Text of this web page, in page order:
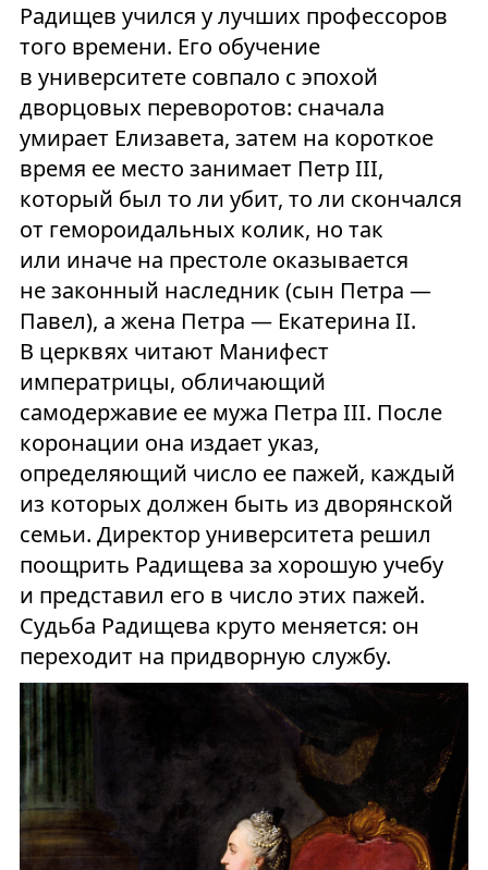
Радищев учился у лучших профессоров
того времени. Его обучение
в университете совпало с эпохой
дворцовых переворотов: сначала
умирает Елизавета, затем на короткое
время ее место занимает Петр III,
который был то ли убит, то ли скончался
от гемороидальных колик, но так
или иначе на престоле оказывается
не законный наследник (сын Петра —
Павел), а жена Петра — Екатерина II.
В церквях читают Манифест
императрицы, обличающий
самодержавие ее мужа Петра III. После
коронации она издает указ,
определяющий число ее пажей, каждый
из которых должен быть из дворянской
семьи. Директор университета решил
поощрить Радищева за хорошую учебу
и представил его в число этих пажей.
Судьба Радищева круто меняется: он
переходит на придворную службу.